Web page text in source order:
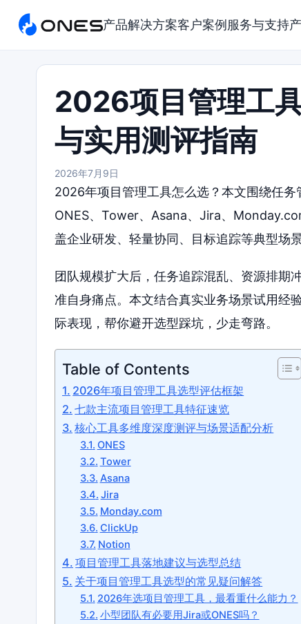
产品解决方案客户案例 服务与支持
2026项目管理工
与实用测评指南
2026年7月9日
2026年项目管理工具怎么选？本文围绕任
ONES、Tower、Asana、Jira、
盖企业研发、轻量协同、目标追踪等典型场
团队规模扩大后，任务追踪混乱、资源排期
准自身痛点。本文结合真实业务场景试用经
际表现，帮你避开选型踩坑，少走弯路。
Table of Contents
2026年项目管理工具选型评估框架
七款主流项目管理工具特征速览
核心工具多维度深度测评与场景适配分析
ONES
Tower
Asana
Jira
Monday.com
ClickUp
Notion
项目管理工具落地建议与选型总结
关于项目管理工具选型的常见疑问解答
2026年选项目管理工具，最看重什么能力？
小型团队有必要用Jira或ONES吗？